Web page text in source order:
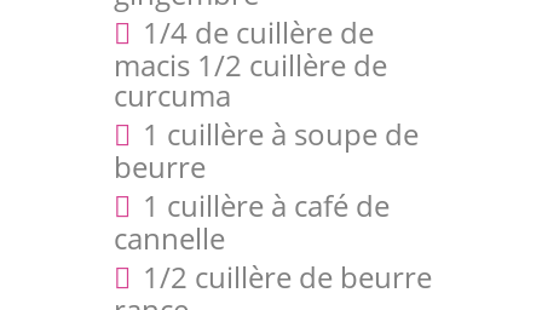
1/4 de cuillère de
macis 1/2 cuillère de
curcuma
1 cuillère à soupe de
beurre
1 cuillère à café de
cannelle
1/2 cuillère de beurre